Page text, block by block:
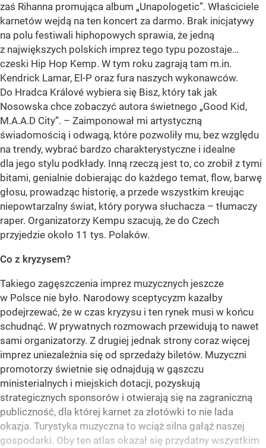
zaś Rihanna promująca album „Unapologetic”. Właściciele
karnetów wejdą na ten koncert za darmo. Brak inicjatywy
na polu festiwali hiphopowych sprawia, że jedną
z największych polskich imprez tego typu pozostaje…
czeski Hip Hop Kemp. W tym roku zagrają tam m.in.
Kendrick Lamar, El-P oraz fura naszych wykonawców.
Do Hradca Králové wybiera się Bisz, który tak jak
Nosowska chce zobaczyć autora świetnego „Good Kid,
M.A.A.D City”. – Zaimponował mi artystyczną
świadomością i odwagą, które pozwoliły mu, bez względu
na trendy, wybrać bardzo charakterystyczne i idealne
dla jego stylu podkłady. Inną rzeczą jest to, co zrobił z tymi
bitami, genialnie dobierając do każdego temat, flow, barwę
głosu, prowadząc historię, a przede wszystkim kreując
niepowtarzalny świat, który porywa słuchacza – tłumaczy
raper. Organizatorzy Kempu szacują, że do Czech
przyjedzie około 11 tys. Polaków.
Co z kryzysem?
Takiego zagęszczenia imprez muzycznych jeszcze
w Polsce nie było. Narodowy sceptycyzm kazałby
podejrzewać, że w czas kryzysu i ten rynek musi w końcu
schudnąć. W prywatnych rozmowach przewidują to nawet
sami organizatorzy. Z drugiej jednak strony coraz więcej
imprez uniezależnia się od sprzedaży biletów. Muzyczni
promotorzy świetnie się odnajdują w gąszczu
ministerialnych i miejskich dotacji, pozyskują
strategicznych sponsorów i otwierają się na zagraniczną
publiczność, dla której karnet za złotówki to nie lada
okazja. Turystyka muzyczna to wciąż silna gałąź naszej
gospodarki. Oby ten atlas okazał się przydatny wszystkim